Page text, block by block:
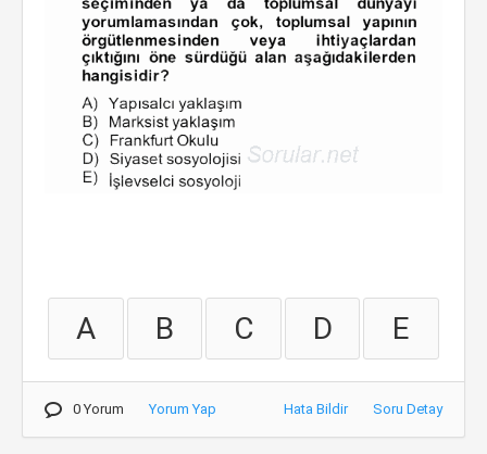
A B C D E
0 Yorum Yorum Yap Hata Bildir Soru Detay